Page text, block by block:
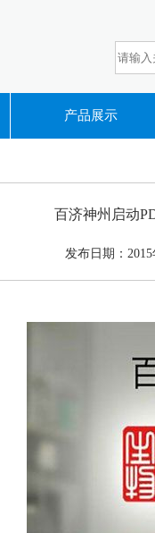
产品展示
百济神州启动
发布日期：